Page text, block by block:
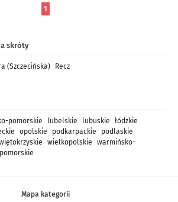
1
skróty
(Szczecińska) Recz
pomorskie lubelskie lubuskie
łódzkie
opolskie podkarpackie
podlaskie
wielkopolskie
warmińsko-
Mapa kategorii